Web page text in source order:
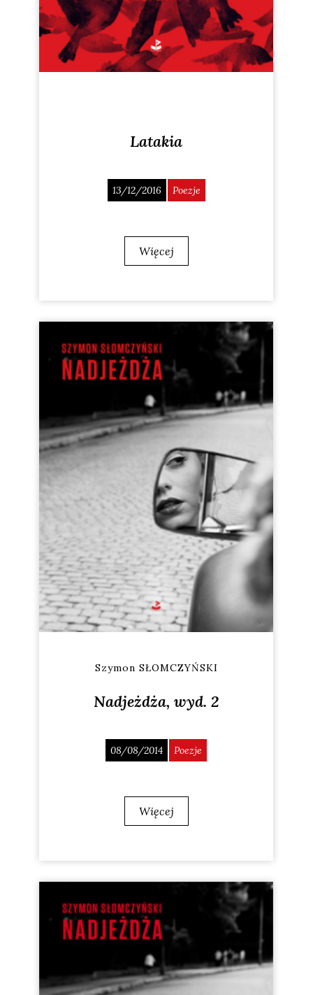
Latakia
13/12/2016 Poezje
Więcej
Szymon SŁOMCZYŃSKI
Nadjeżdża, wyd. 2
08/08/2014 Poezje
Więcej